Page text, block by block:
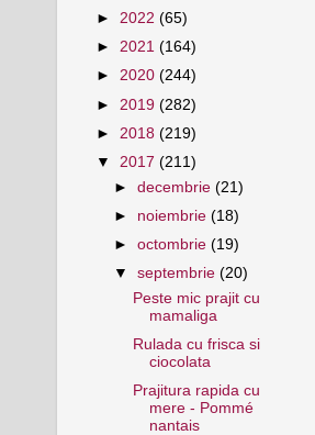
► 2022 (65)
► 2021 (164)
► 2020 (244)
► 2019 (282)
► 2018 (219)
▼ 2017 (211)
►decembrie(21)
► noiembrie(18)
►octombrie(19)
▼septembrie(20)
Peste mic prajit cu
mamaliga
Rulada cu frisca si
ciocolata
Prajitura rapida cu
mere - Pommé
nantais